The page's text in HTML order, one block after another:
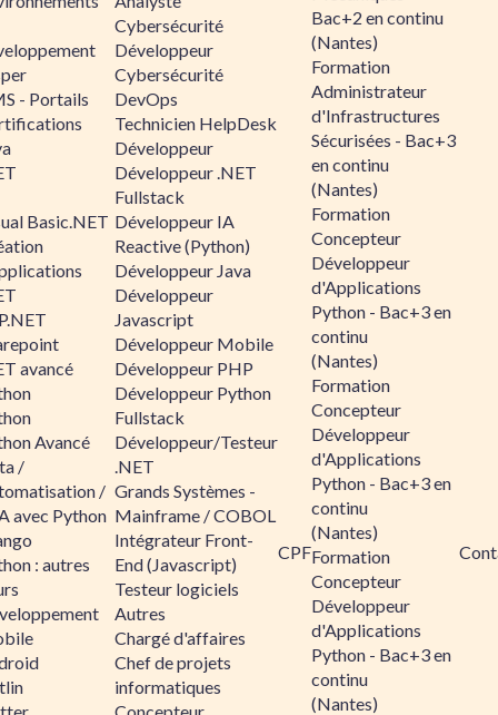
- Portails
Basic.NET
avancé
Avancé
/
/
avec Python
: autres
Cybersécurité
Développeur
Cybersécurité
DevOps
Technicien HelpDesk
Développeur
Développeur .NET
Fullstack
Développeur IA
Reactive (Python)
Développeur Java
Développeur
Javascript
Développeur Mobile
Développeur PHP
Développeur Python
Fullstack
Développeur/Testeur
.NET
Grands Systèmes -
Mainframe / COBOL
Intégrateur Front-
End (Javascript)
Testeur logiciels
Autres
Chargé d'affaires
Chef de projets
informatiques
CPF
Bac+2 en continu
(Nantes)
Formation
Administrateur
d'Infrastructures
Sécurisées - Bac+3
en continu
(Nantes)
Formation
Concepteur
Développeur
d'Applications
Python - Bac+3 en
continu
(Nantes)
Formation
Concepteur
Développeur
d'Applications
Python - Bac+3 en
continu
(Nantes)
Formation
Concepteur
Développeur
d'Applications
Python - Bac+3 en
continu
(Nantes)